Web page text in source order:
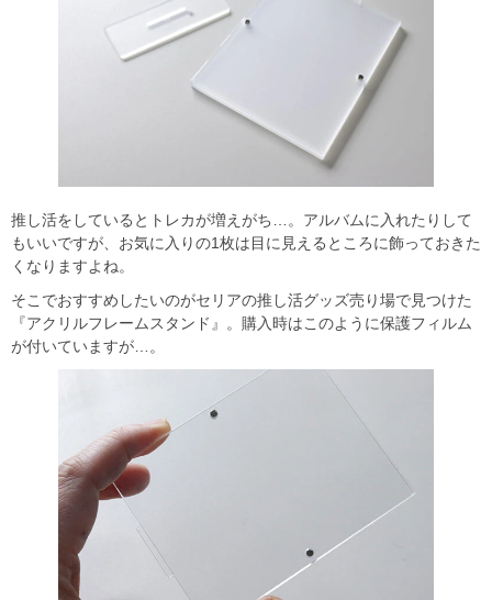
推し活をしているとトレカが増えがち…。アルバムに入れたりして
もいいですが、お気に入りの1枚は目に見えるところに飾っておきた
くなりますよね。
そこでおすすめしたいのがセリアの推し活グッズ売り場で見つけた
『アクリルフレームスタンド』。購入時はこのように保護フィルム
が付いていますが…。